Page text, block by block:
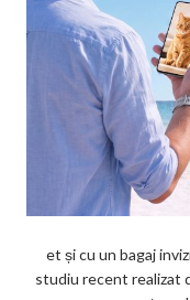
et și cu un bagaj
studiu recent realizat